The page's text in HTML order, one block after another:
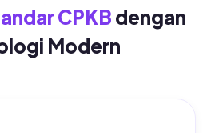
CPKB dengan
Modern